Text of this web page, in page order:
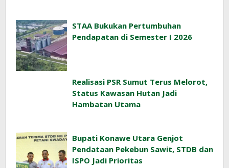
STAA Bukukan Pertumbuhan
Pendapatan di Semester I 2026
Realisasi PSR Sumut Terus Melorot,
Status Kawasan Hutan Jadi
Hambatan Utama
Bupati Konawe Utara Genjot
Pendataan Pekebun Sawit, STDB dan
ISPO Jadi Prioritas